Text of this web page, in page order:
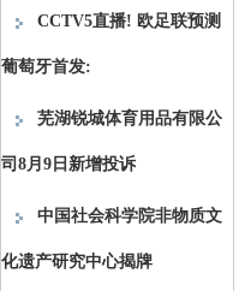
CCTV5直播! 欧足联预测
葡萄牙首发:
芜湖锐城体育用品有限公
司8月9日新增投诉
中国社会科学院非物质文
化遗产研究中心揭牌